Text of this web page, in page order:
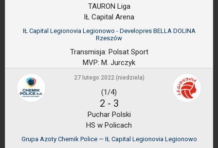
TAURON Liga
IŁ Capital Arena
IŁ Capital Legionovia Legionowo - Developres BELLA DOLINA
Rzeszów
Transmisja: Polsat Sport
MVP: M. Jurczyk
27 lutego 2022 (niedziela)
(1/4)
2 - 3
Puchar Polski
HS w Policach
Grupa Azoty Chemik Police — IŁ Capital Legionovia Legionowo